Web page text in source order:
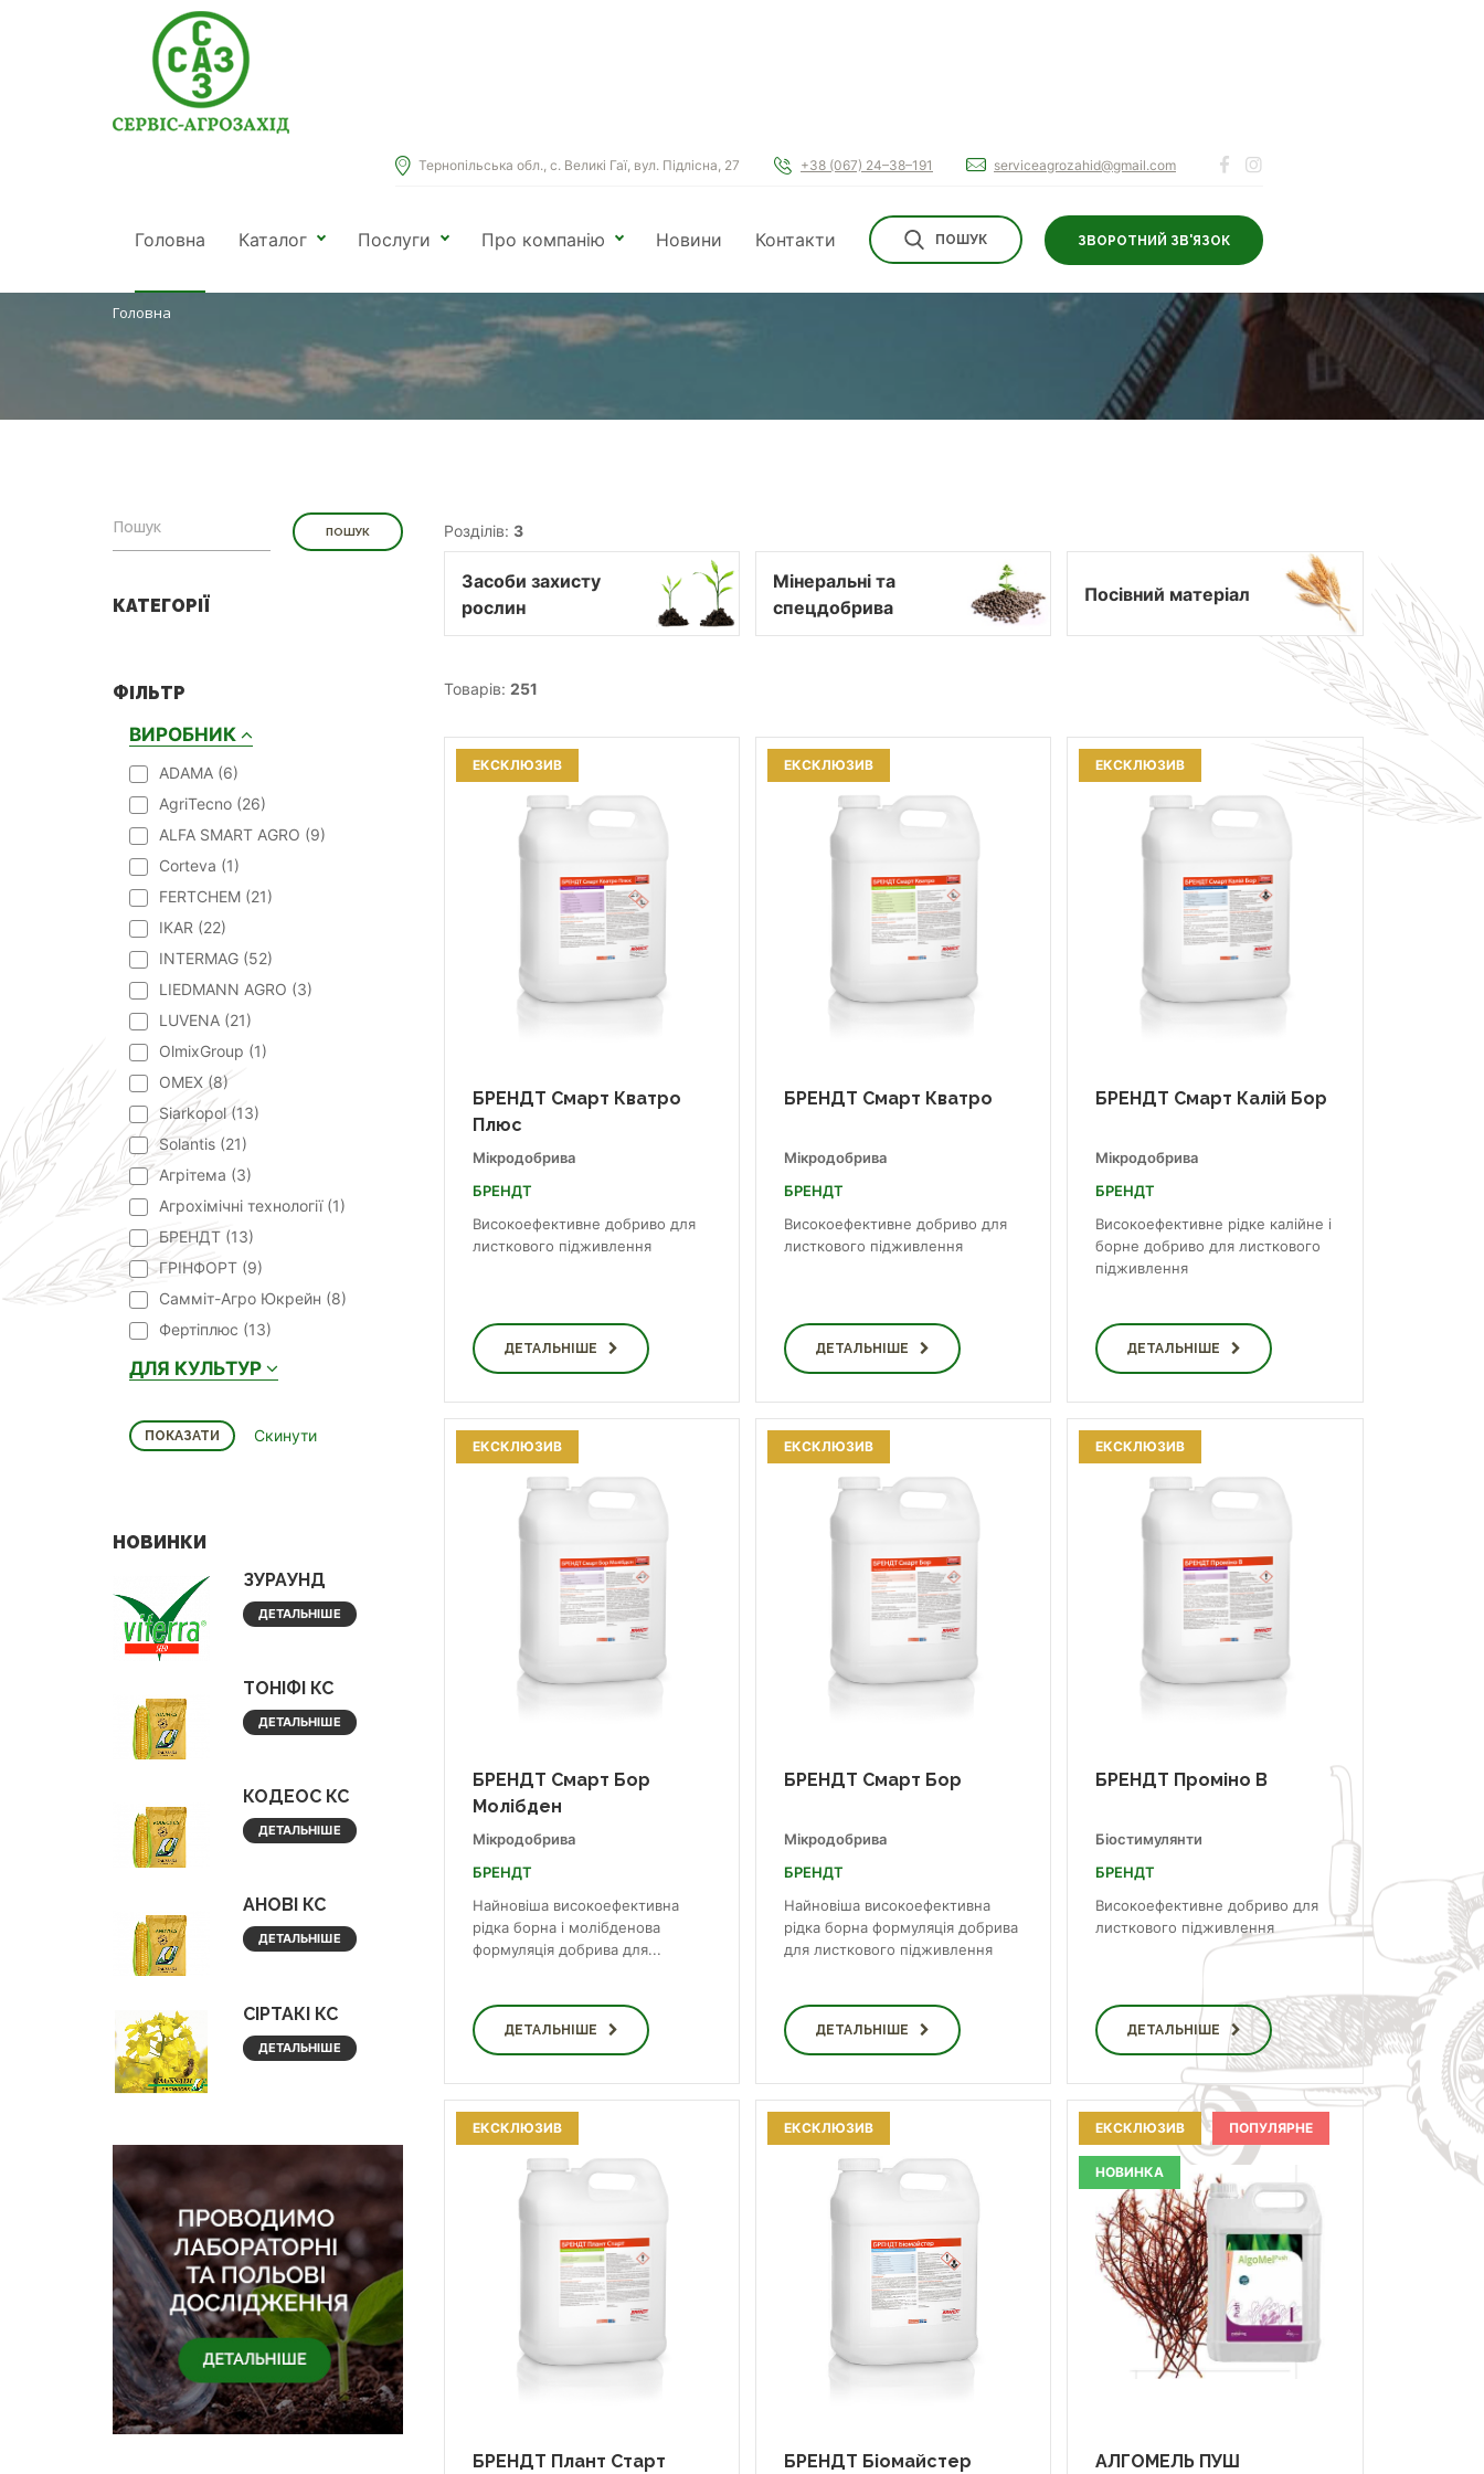
Головна Каталог Послуги Про компанію Новини Контакти ПОШУК ЗВОРОТНИЙ ЗВ'ЯЗОК
Тернопільська обл., с. Великі Гаї, вул. Підлісна, 27 +38 (067) 24–38–191 serviceagrozahid@gmail.com
КАТАЛОГ
Головна
КАТЕГОРІЇ
ФІЛЬТР
ВИРОБНИК
ADAMA (6)
AgriTecno (26)
ALFA SMART AGRO (9)
Corteva (1)
FERTCHEM (21)
IKAR (22)
INTERMAG (52)
LIEDMANN AGRO (3)
LUVENA (21)
OlmixGroup (1)
OMEX (8)
Siarkopol (13)
Solantis (21)
Агрітема (3)
Агрохімічні технології (1)
БРЕНДТ (13)
ГРІНФОРТ (9)
Самміт-Агро Юкрейн (8)
Фертіплюс (13)
ДЛЯ КУЛЬТУР
НОВИНКИ
ЗУРАУНД
ДЕТАЛЬНІШЕ
ТОНІФІ КС
ДЕТАЛЬНІШЕ
КОДЕОС КС
ДЕТАЛЬНІШЕ
АНОВІ КС
ДЕТАЛЬНІШЕ
СІРТАКІ КС
ДЕТАЛЬНІШЕ
Розділів: 3
Засоби захисту
рослин
Мінеральні та
спецдобрива
Посівний матеріал
Товарів: 251
БРЕНДТ Смарт Кватро
Плюс
Мікродобрива
БРЕНДТ
Високоефективне добриво для
листкового підживлення
ДЕТАЛЬНІШЕ
ЕКСКЛЮЗИВ
БРЕНДТ Смарт Кватро
Мікродобрива
БРЕНДТ
Високоефективне добриво для
листкового підживлення
ДЕТАЛЬНІШЕ
ЕКСКЛЮЗИВ
БРЕНДТ Смарт Калій Бор
Мікродобрива
БРЕНДТ
Високоефективне рідке калійне і
борне добриво для листкового
підживлення
ДЕТАЛЬНІШЕ
ЕКСКЛЮЗИВ
БРЕНДТ Смарт Бор
Молібден
Мікродобрива
БРЕНДТ
Найновіша високоефективна
рідка борна і молібденова
формуляція добрива для...
ДЕТАЛЬНІШЕ
ЕКСКЛЮЗИВ
БРЕНДТ Смарт Бор
Мікродобрива
БРЕНДТ
Найновіша високоефективна
рідка борна формуляція добрива
для листкового підживлення
ДЕТАЛЬНІШЕ
ЕКСКЛЮЗИВ
БРЕНДТ Проміно В
Біостимулянти
БРЕНДТ
Високоефективне добриво для
листкового підживлення
ДЕТАЛЬНІШЕ
ЕКСКЛЮЗИВ
БРЕНДТ Плант Старт
ЕКСКЛЮЗИВ
БРЕНДТ Біомайстер
ЕКСКЛЮЗИВ
АЛГОМЕЛЬ ПУШ
ЕКСКЛЮЗИВ ПОПУЛЯРНЕ
НОВИНКА